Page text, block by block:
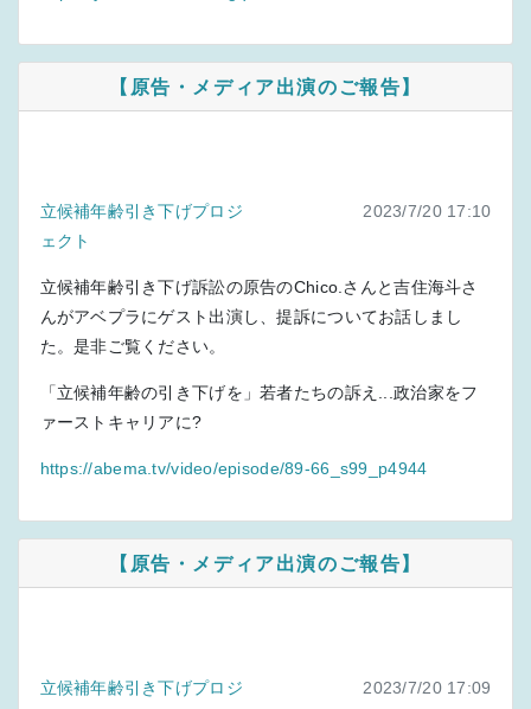
【原告・メディア出演のご報告】
立候補年齢引き下げプロジ
ェクト
2023/7/20 17:10
立候補年齢引き下げ訴訟の原告のChico.さんと吉住海斗さ
んがアベプラにゲスト出演し、提訴についてお話しまし
た。是非ご覧ください。
「立候補年齢の引き下げを」若者たちの訴え...政治家をフ
ァーストキャリアに?
https://abema.tv/video/episode/89-66_s99_p4944
【原告・メディア出演のご報告】
立候補年齢引き下げプロジ
2023/7/20 17:09